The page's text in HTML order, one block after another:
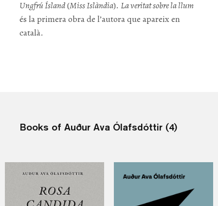
Ungfrú Ísland(Miss Islàndia). La veritat sobre la llum
és la primera obra de l’autora que apareix en
català.
Books of Auður Ava Ólafsdóttir (4)